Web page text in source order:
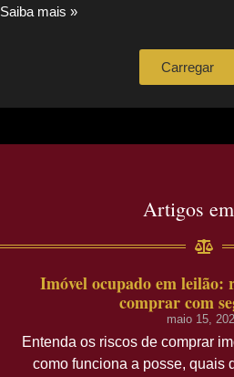
Saiba mais »
Carregar
Artigos
Imóvel ocupado em leilão:
comprar com
maio 15,
Entenda os riscos de comprar
como funciona a posse, quais